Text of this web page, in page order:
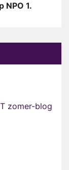
NPO 1.
zomer-blog